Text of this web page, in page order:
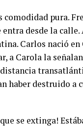
comodidad pura.
desde la
Carlos nació en
a Carola la
haber destruido a
se extinga!